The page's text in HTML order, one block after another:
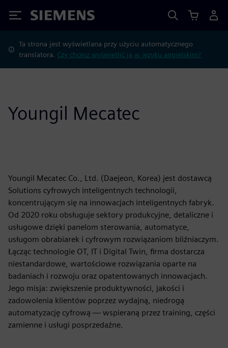
Siemens
Ta strona jest wyświetlana przy użyciu automatycznego
translatora. Czy chcesz wyświetlić ją w języku angielskim?
Youngil Mecatec
Youngil Mecatec Co., Ltd. (Daejeon, Korea) jest dostawcą
Solutions cyfrowych inteligentnych technologii,
koncentrującym się na innowacjach inteligentnych fabryk.
Od 2020 roku obsługuje sektory produkcyjne, detaliczne i
usługowe dzięki panelom sterowania, automatyce,
usługom obrabiarek i cyfrowym rozwiązaniom bliźniaczym.
Łącząc technologie OT, IT i Digital Twin, firma dostarcza
niestandardowe, wartościowe rozwiązania oparte na
badaniach i rozwoju oraz opatentowanych innowacjach.
Jego misja: zwiększenie produktywności, jakości i
zadowolenia klientów poprzez wydajną, niedrogą
automatyzację cyfrową — wspieraną przez training, części
zamienne i usługi posprzedażne.